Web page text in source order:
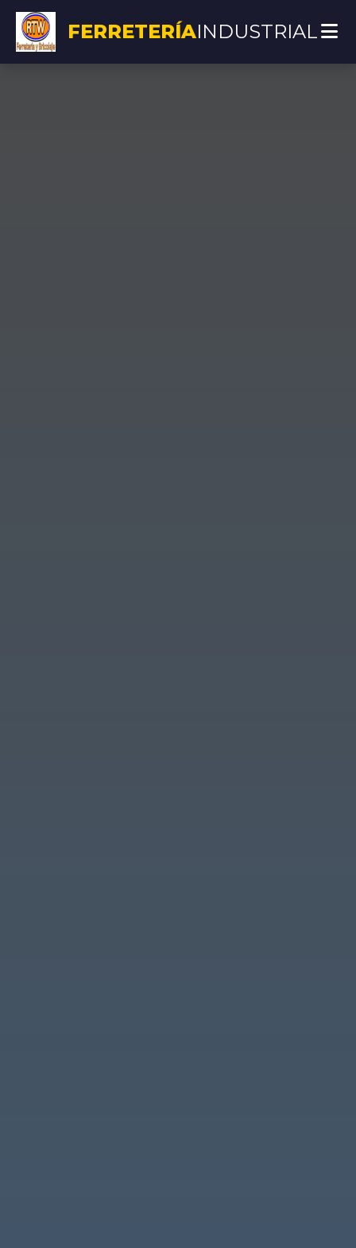
FERRETERÍAINDUSTRIAL